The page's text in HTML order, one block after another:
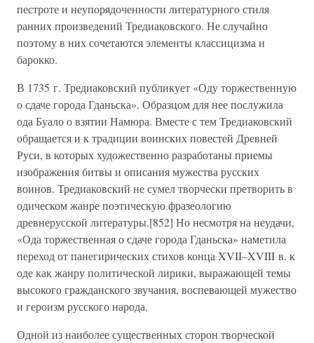
пестроте и неупорядоченности литературного стиля
ранних произведений Тредиаковского. Не случайно
поэтому в них сочетаются элементы классицизма и
барокко.
В 1735 г. Тредиаковский публикует «Оду торжественную
о сдаче города Гданьска». Образцом для нее послужила
ода Буало о взятии Намюра. Вместе с тем Тредиаковский
обращается и к традиции воинских повестей Древней
Руси, в которых художественно разработаны приемы
изображения битвы и описания мужества русских
воинов. Тредиаковский не сумел творчески претворить в
одическом жанре поэтическую фразеологию
древнерусской литературы.[852] Но несмотря на неудачи,
«Ода торжественная о сдаче города Гданьска» наметила
переход от панегирических стихов конца XVII–XVIII в. к
оде как жанру политической лирики, выражающей темы
высокого гражданского звучания, воспевающей мужество
и героизм русского народа.
Одной из наиболее существенных сторон творческой